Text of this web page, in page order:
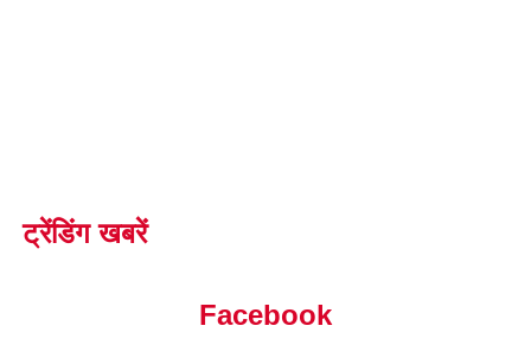
ट्रेंडिंग खबरें
Facebook